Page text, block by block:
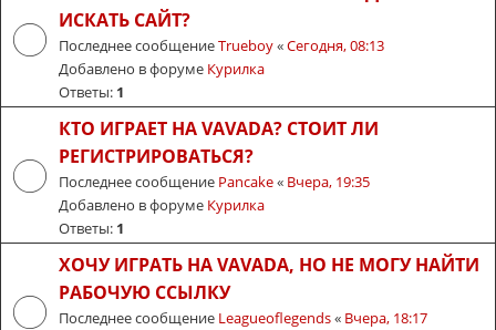
ИСКАТЬ САЙТ?
Последнее сообщениеTrueboy«Сегодня, 08:13
Добавлено в форуме Курилка
Ответы: 1
КТО ИГРАЕТ НА VAVADA? СТОИТ ЛИ
РЕГИСТРИРОВАТЬСЯ?
Последнее сообщение Pancake« Вчера, 19:35
Добавлено в форуме Курилка
Ответы: 1
ХОЧУ ИГРАТЬ НА VAVADA, НО НЕ МОГУ НАЙТИ
РАБОЧУЮ ССЫЛКУ
Последнее сообщение Leagueoflegends« Вчера, 18:17